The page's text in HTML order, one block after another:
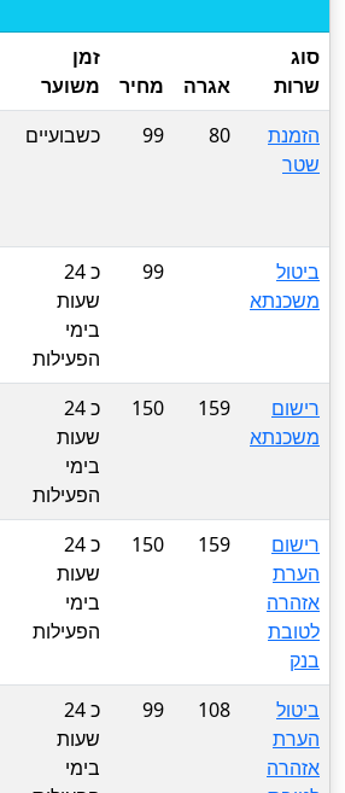
סוג
שרות
אגרה מחיר
זמן
משוער
הזמנת
שטר
80
99 כשבועיים
ביטול
משכנתא
99
כ 24
שעות
בימי
הפעילות
רישום
משכנתא
159
150
כ 24
שעות
בימי
הפעילות
רישום
הערת
אזהרה
לטובת
בנק
159
150
כ 24
שעות
בימי
הפעילות
ביטול
הערת
אזהרה
108
99
כ 24
שעות
בימי